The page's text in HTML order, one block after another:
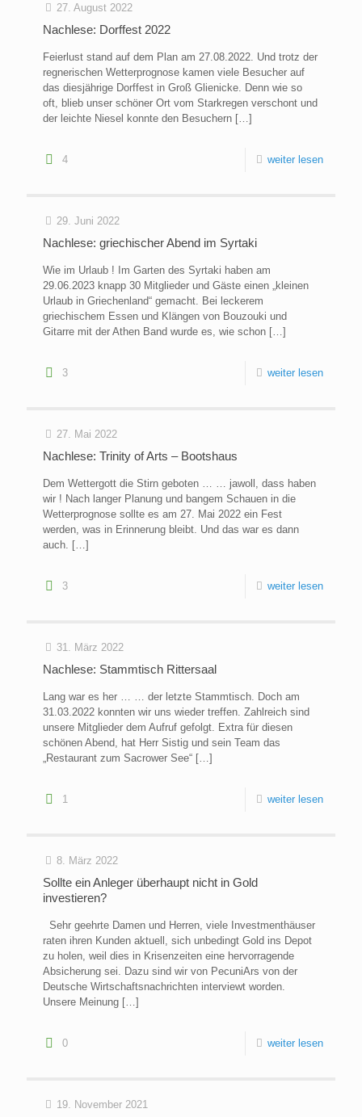
27. August 2022
Nachlese: Dorffest 2022
Feierlust stand auf dem Plan am 27.08.2022. Und trotz der
regnerischen Wetterprognose kamen viele Besucher auf
das diesjährige Dorffest in Groß Glienicke. Denn wie so
oft, blieb unser schöner Ort vom Starkregen verschont und
der leichte Niesel konnte den Besuchern […]
4 weiter lesen
29. Juni 2022
Nachlese: griechischer Abend im Syrtaki
Wie im Urlaub ! Im Garten des Syrtaki haben am
29.06.2023 knapp 30 Mitglieder und Gäste einen „kleinen
Urlaub in Griechenland“ gemacht. Bei leckerem
griechischem Essen und Klängen von Bouzouki und
Gitarre mit der Athen Band wurde es, wie schon […]
3 weiter lesen
27. Mai 2022
Nachlese: Trinity of Arts – Bootshaus
Dem Wettergott die Stirn geboten … … jawoll, dass haben
wir ! Nach langer Planung und bangem Schauen in die
Wetterprognose sollte es am 27. Mai 2022 ein Fest
werden, was in Erinnerung bleibt. Und das war es dann
auch. […]
3 weiter lesen
31. März 2022
Nachlese: Stammtisch Rittersaal
Lang war es her … … der letzte Stammtisch. Doch am
31.03.2022 konnten wir uns wieder treffen. Zahlreich sind
unsere Mitglieder dem Aufruf gefolgt. Extra für diesen
schönen Abend, hat Herr Sistig und sein Team das
„Restaurant zum Sacrower See“ […]
1 weiter lesen
8. März 2022
Sollte ein Anleger überhaupt nicht in Gold
investieren?
Sehr geehrte Damen und Herren, viele Investmenthäuser
raten ihren Kunden aktuell, sich unbedingt Gold ins Depot
zu holen, weil dies in Krisenzeiten eine hervorragende
Absicherung sei. Dazu sind wir von PecuniArs von der
Deutsche Wirtschaftsnachrichten interviewt worden.
Unsere Meinung […]
0 weiter lesen
19. November 2021